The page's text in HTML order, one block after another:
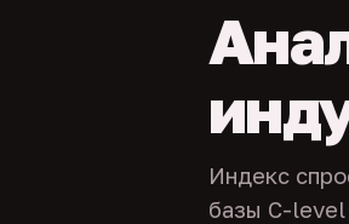
Индекс
базы C-level